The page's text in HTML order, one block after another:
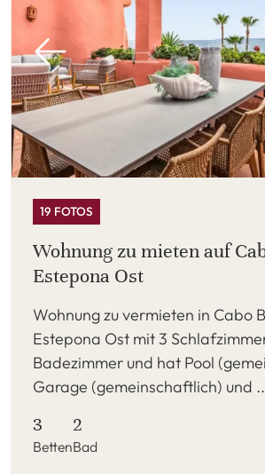
19 FOTOS
Wohnung zu mieten auf
Estepona Ost
Wohnung zu vermieten in Cabo
Estepona Ost mit 3
Badezimmer und hat Pool
Garage (gemeinschaftlich) und
3
Betten
2
Bad